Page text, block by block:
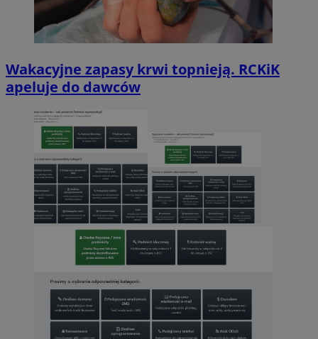
Wakacyjne zapasy krwi topnieją. RCKiK
apeluje do dawców